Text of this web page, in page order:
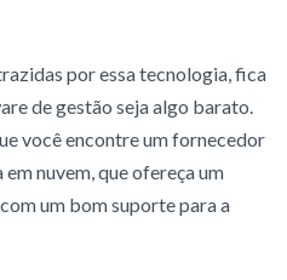
por essa tecnologia, fica
de gestão seja algo barato.
você encontre um fornecedor
nuvem, que ofereça um
um bom suporte para a